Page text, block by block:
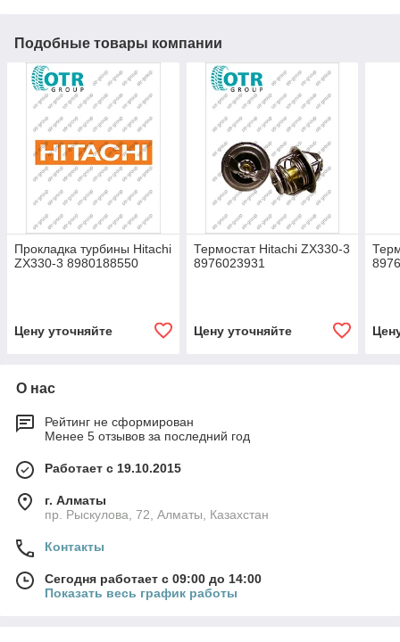
Подобные товары компании
Прокладка турбины Hitachi
ZX330-3 8980188550
Цену уточняйте
Термостат Hitachi ZX330-3
8976023931
Цену уточняйте
О нас
Рейтинг не сформирован
Менее 5 отзывов за последний год
Работает с 19.10.2015
г. Алматы
пр. Рыскулова, 72, Алматы, Казахстан
Контакты
Сегодня работает с 09:00 до 14:00
Показать весь график работы